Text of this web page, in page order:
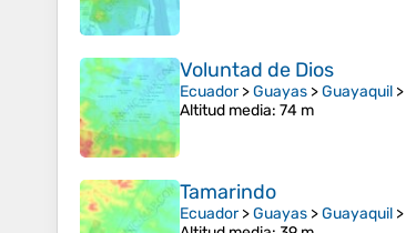
Voluntad de Dios
Ecuador>Guayas >Guayaquil >
Altitud media: 74 m
Tamarindo
Ecuador>Guayas >Guayaquil >